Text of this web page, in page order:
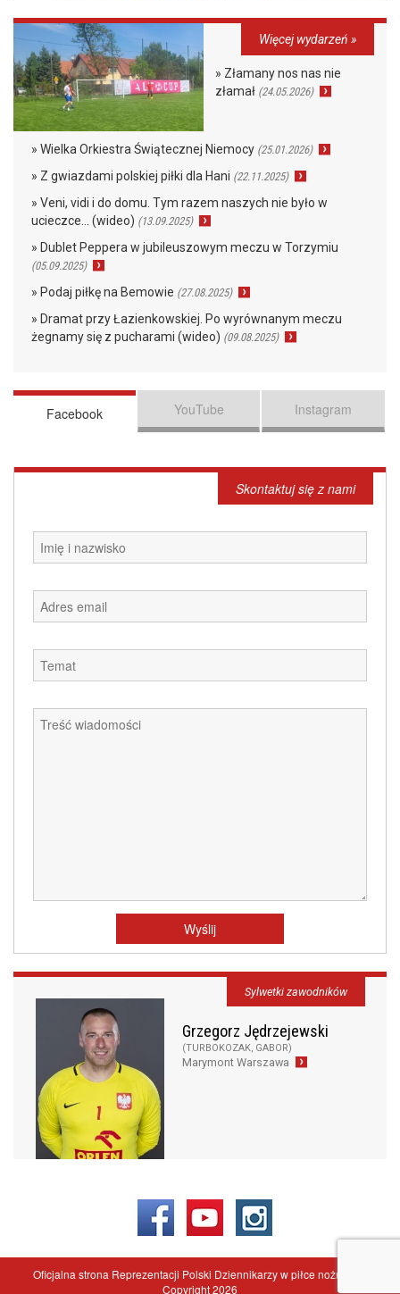
Więcej wydarzeń »
» Złamany nos nas nie
złamał (24.05.2026)
» Wielka Orkiestra Świątecznej Niemocy (25.01.2026)
» Z gwiazdami polskiej piłki dla Hani (22.11.2025)
» Veni, vidi i do domu. Tym razem naszych nie było w
ucieczce… (wideo) (13.09.2025)
» Dublet Peppera w jubileuszowym meczu w Torzymiu
(05.09.2025)
» Podaj piłkę na Bemowie (27.08.2025)
» Dramat przy Łazienkowskiej. Po wyrównanym meczu
żegnamy się z pucharami (wideo) (09.08.2025)
Facebook YouTube Instagram
Skontaktuj się z nami
Grzegorz Jędrzejewski
(TURBOKOZAK, GABOR)
Marymont Warszawa
Sylwetki zawodników
Oficjalna strona Reprezentacji Polski Dziennikarzy w piłce nożnej - ©
Copyright 2026